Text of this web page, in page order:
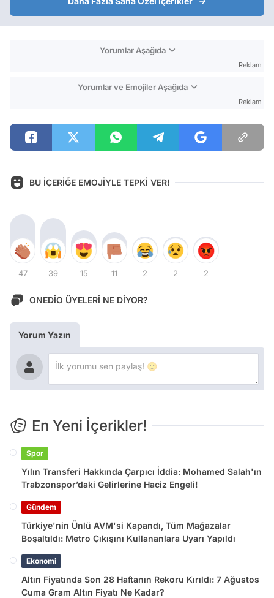
Yorumlar Aşağıda
Reklam
Yorumlar ve Emojiler Aşağıda
Reklam
BU İÇERİĞE EMOJİYLE TEPKİ VER!
47 39 15 11 2 2 2
ONEDİO ÜYELERİ NE DİYOR?
Yorum Yazın
En Yeni İçerikler!
Spor
Yılın Transferi Hakkında Çarpıcı İddia: Mohamed Salah'ın
Trabzonspor’daki Gelirlerine Haciz Engeli!
Gündem
Türkiye'nin Ünlü AVM'si Kapandı, Tüm Mağazalar
Boşaltıldı: Metro Çıkışını Kullananlara Uyarı Yapıldı
Ekonomi
Altın Fiyatında Son 28 Haftanın Rekoru Kırıldı: 7 Ağustos
Cuma Gram Altın Fiyatı Ne Kadar?